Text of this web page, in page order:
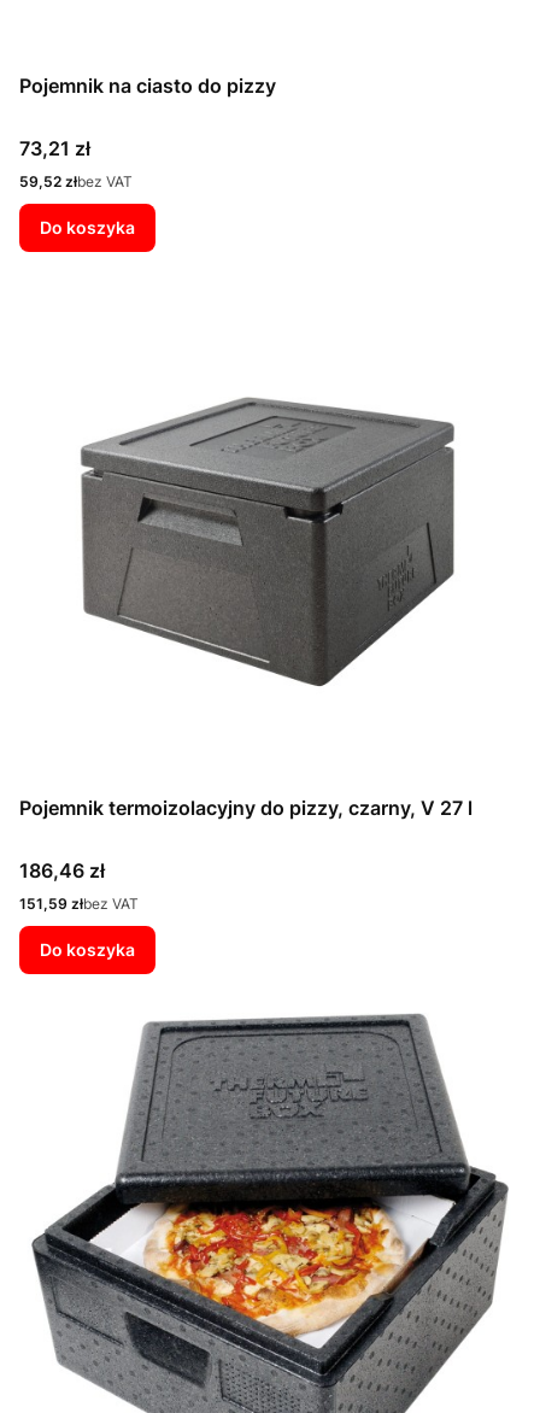
Pojemnik na ciasto do pizzy
Cena
73,21 zł
Cena
59,52 złbez VAT
Do koszyka
Pojemnik termoizolacyjny do pizzy, czarny, V 27 l
Cena
186,46 zł
Cena
151,59 złbez VAT
Do koszyka